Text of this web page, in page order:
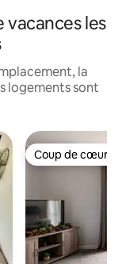
vacances les
la
logements sont
aimésCoup de cœur
Coup de cœur